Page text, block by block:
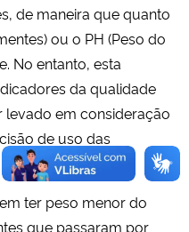
de maneira que quanto
ou o PH (Peso do
No entanto, esta
da qualidade
levado em consideração
de uso das
ter peso menor do
que passaram por